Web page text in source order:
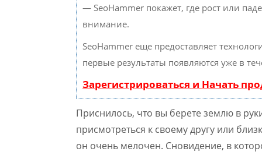
— SeoHammer покажет, где рост или
внимание.
SeoHammer еще предоставляет
первые результаты появляются уже в
Зарегистрироваться и Начать
Приснилось, что вы берете землю в
присмотреться к своему другу или
он очень мелочен. Сновидение, в